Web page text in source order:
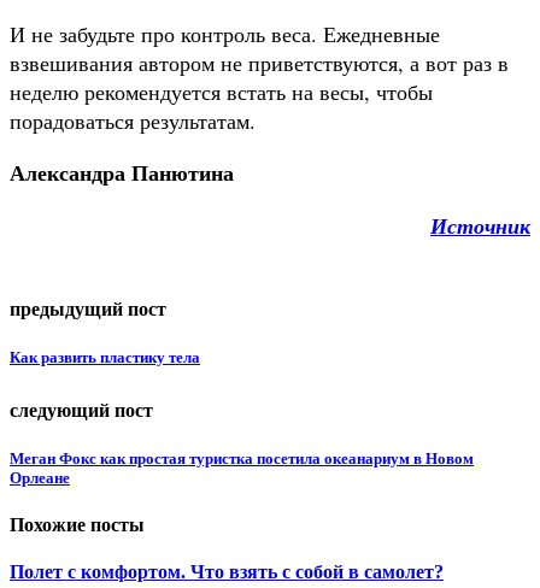
И не забудьте про контроль веса. Ежедневные
взвешивания автором не приветствуются, а вот раз в
неделю рекомендуется встать на весы, чтобы
порадоваться результатам.
Александра Панютина
Источник
предыдущий пост
Как развить пластику тела
следующий пост
Меган Фокс как простая туристка посетила океанариум в Новом
Орлеане
Похожие посты
Полет с комфортом. Что взять с собой в самолет?